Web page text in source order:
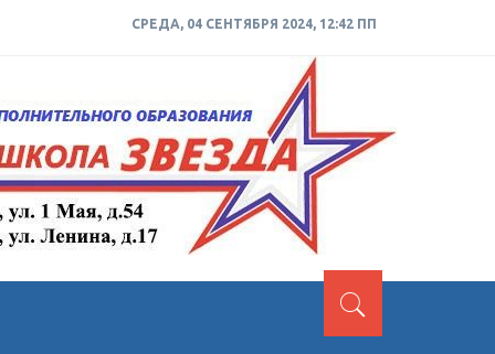
СРЕДА, 04 СЕНТЯБРЯ 2024, 12:42 ПП